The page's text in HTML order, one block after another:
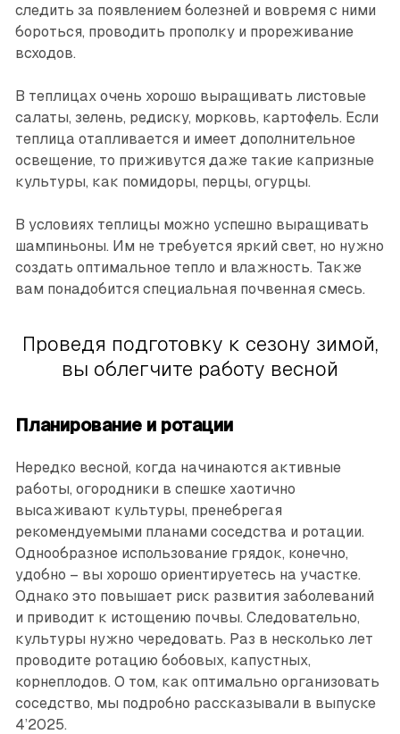
следить за появлением болезней и вовремя с ними
бороться, проводить прополку и прореживание
всходов.
В теплицах очень хорошо выращивать листовые
салаты, зелень, редиску, морковь, картофель. Если
теплица отапливается и имеет дополнительное
освещение, то приживутся даже такие капризные
культуры, как помидоры, перцы, огурцы.
В условиях теплицы можно успешно выращивать
шампиньоны. Им не требуется яркий свет, но нужно
создать оптимальное тепло и влажность. Также
вам понадобится специальная почвенная смесь.
Проведя подготовку к сезону зимой,
вы облегчите работу весной
Планирование и ротации
Нередко весной, когда начинаются активные
работы, огородники в спешке хаотично
высаживают культуры, пренебрегая
рекомендуемыми планами соседства и ротации.
Однообразное использование грядок, конечно,
удобно – вы хорошо ориентируетесь на участке.
Однако это повышает риск развития заболеваний
и приводит к истощению почвы. Следовательно,
культуры нужно чередовать. Раз в несколько лет
проводите ротацию бобовых, капустных,
корнеплодов. О том, как оптимально организовать
соседство, мы подробно рассказывали в выпуске
4’2025.